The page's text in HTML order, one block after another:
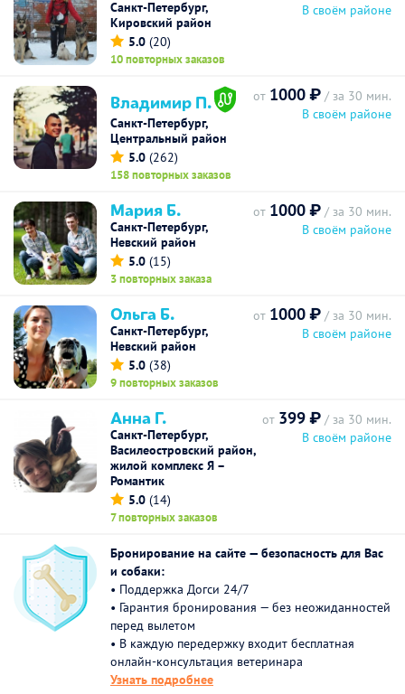
Санкт-Петербург,
Кировский район
5.0 (20)
10 повторных заказов
В своём районе
Владимир П.
Санкт-Петербург,
Центральный район
5.0 (262)
158 повторных заказов
от 1000 ₽ / за 30 мин.
В своём районе
Мария Б.
Санкт-Петербург,
Невский район
5.0 (15)
3 повторных заказа
от 1000 ₽ / за 30 мин.
В своём районе
Ольга Б.
Санкт-Петербург,
Невский район
5.0 (38)
9 повторных заказов
от 1000 ₽ / за 30 мин.
В своём районе
Анна Г.
Санкт-Петербург,
Василеостровский район,
жилой комплекс Я –
Романтик
5.0 (14)
7 повторных заказов
от 399 ₽ / за 30 мин.
В своём районе
Бронирование на сайте — безопасность для Вас
и собаки:
• Поддержка Догси 24/7
• Гарантия бронирования — без неожиданностей
перед вылетом
• В каждую передержку входит бесплатная
онлайн-консультация ветеринара
Узнать подробнее